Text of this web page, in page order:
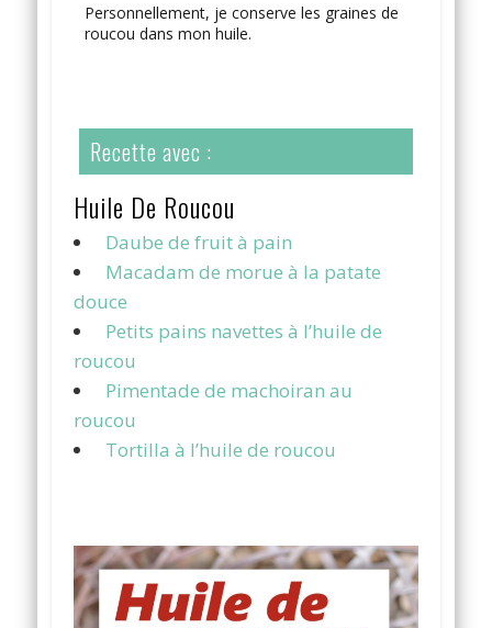
Personnellement, je conserve les graines de
roucou dans mon huile.
Recette avec :
Huile De Roucou
Daube de fruit à pain
Macadam de morue à la patate
douce
Petits pains navettes à l’huile de
roucou
Pimentade de machoiran au
roucou
Tortilla à l’huile de roucou